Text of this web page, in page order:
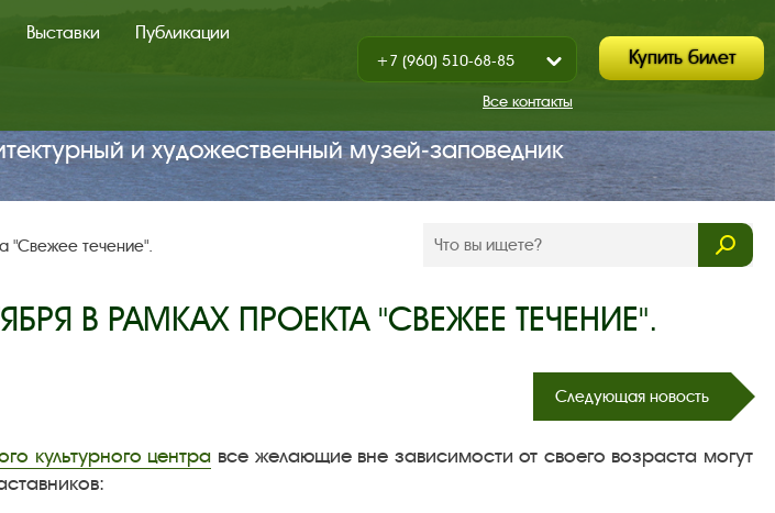
Выставки Публикации
Показать
/
Закрыть
+7 (960) 510-68-85
+7 (930) 347-67-70Все контакты
Купить билет
и художественный музей‑заповедник
"Свежее течение".
В РАМКАХ ПРОЕКТА "СВЕЖЕЕ ТЕЧЕНИЕ".
Следующая новость
культурного центра все желающие вне зависимости от своего возраста могут